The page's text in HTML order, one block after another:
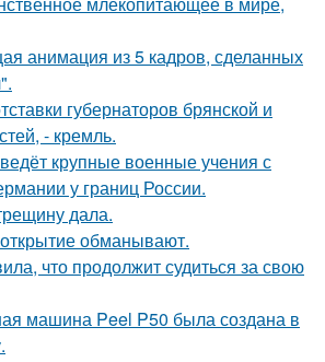
анимация из 5 кадров, сделанных
губернаторов брянской и
- кремль.
крупные военные учения с
у границ России.
дала.
обманывают.
что продолжит судиться за свою
машина Peel P50 была создана в